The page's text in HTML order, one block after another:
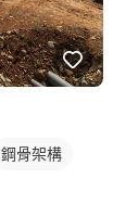
鋼骨架構